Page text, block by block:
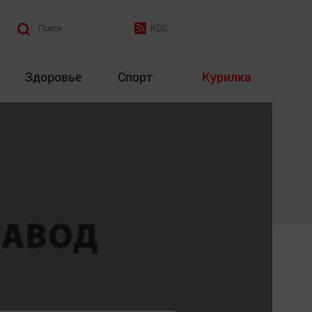
Поиск RSS
Здоровье Спорт Курилка